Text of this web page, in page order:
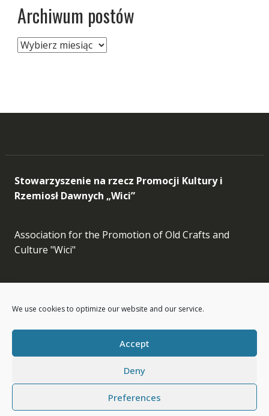
We use cookies to optimize our website and our service.
Accept
Deny
Preferences
Archiwum postów
Archiwum
postów
Stowarzyszenie na rzecz Promocji Kultury i
Rzemiosł Dawnych „Wici”
Association for the Promotion of Old Crafts and
Culture "Wici"
Facebook
Instagram
LinkedIn
Etsy
info[at]wici.org.pl
Wici © All Rights Reserved